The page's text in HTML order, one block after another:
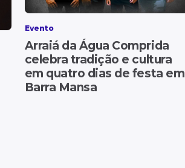
Evento
Arraiá da Água Comprida
celebra tradição e cultura
em quatro dias de festa em
Barra Mansa